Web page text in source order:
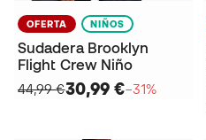
OFERTA NIÑOS
Sudadera Brooklyn
Flight Crew Niño
44,99 €30,99 €−31%